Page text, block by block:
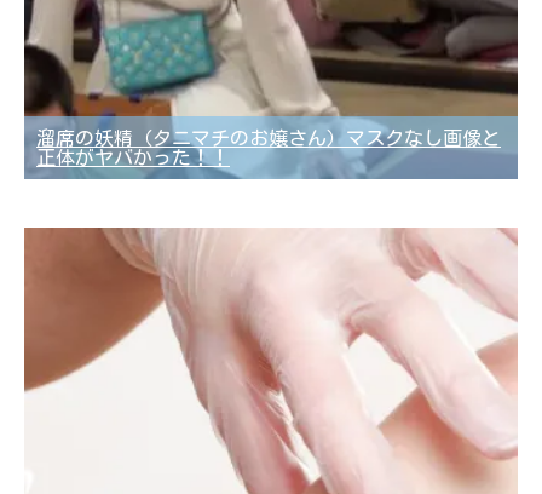
溜席の妖精（タニマチのお嬢さん）マスクなし画像と
正体がヤバかった！！